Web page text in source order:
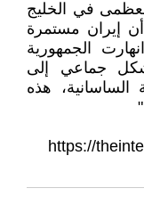
في الخليج
أن إيران مستمرة
الجمهورية
بشكل جماعي إلى
الساسانية، هذه
https://